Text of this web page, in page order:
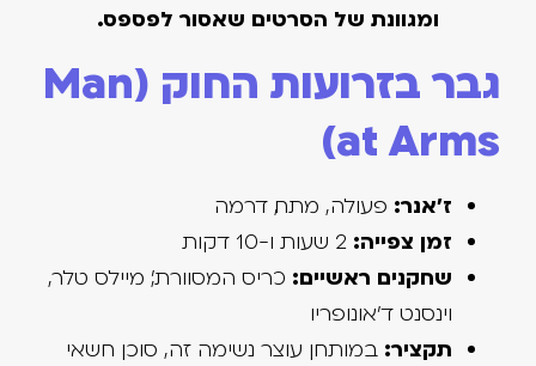
ומגוונת של הסרטים שאסור לפספס.
גבר בזרועות החוק (Man
at Arms)
ז'אנר:פעולה, מתח, דרמה
זמן צפייה:2 שעות ו-10 דקות
שחקנים ראשיים:כריס המסוורת', מיילס טלר,
וינסנט ד'אונופריו
תקציר:במותחן עוצר נשימה זה, סוכן חשאי